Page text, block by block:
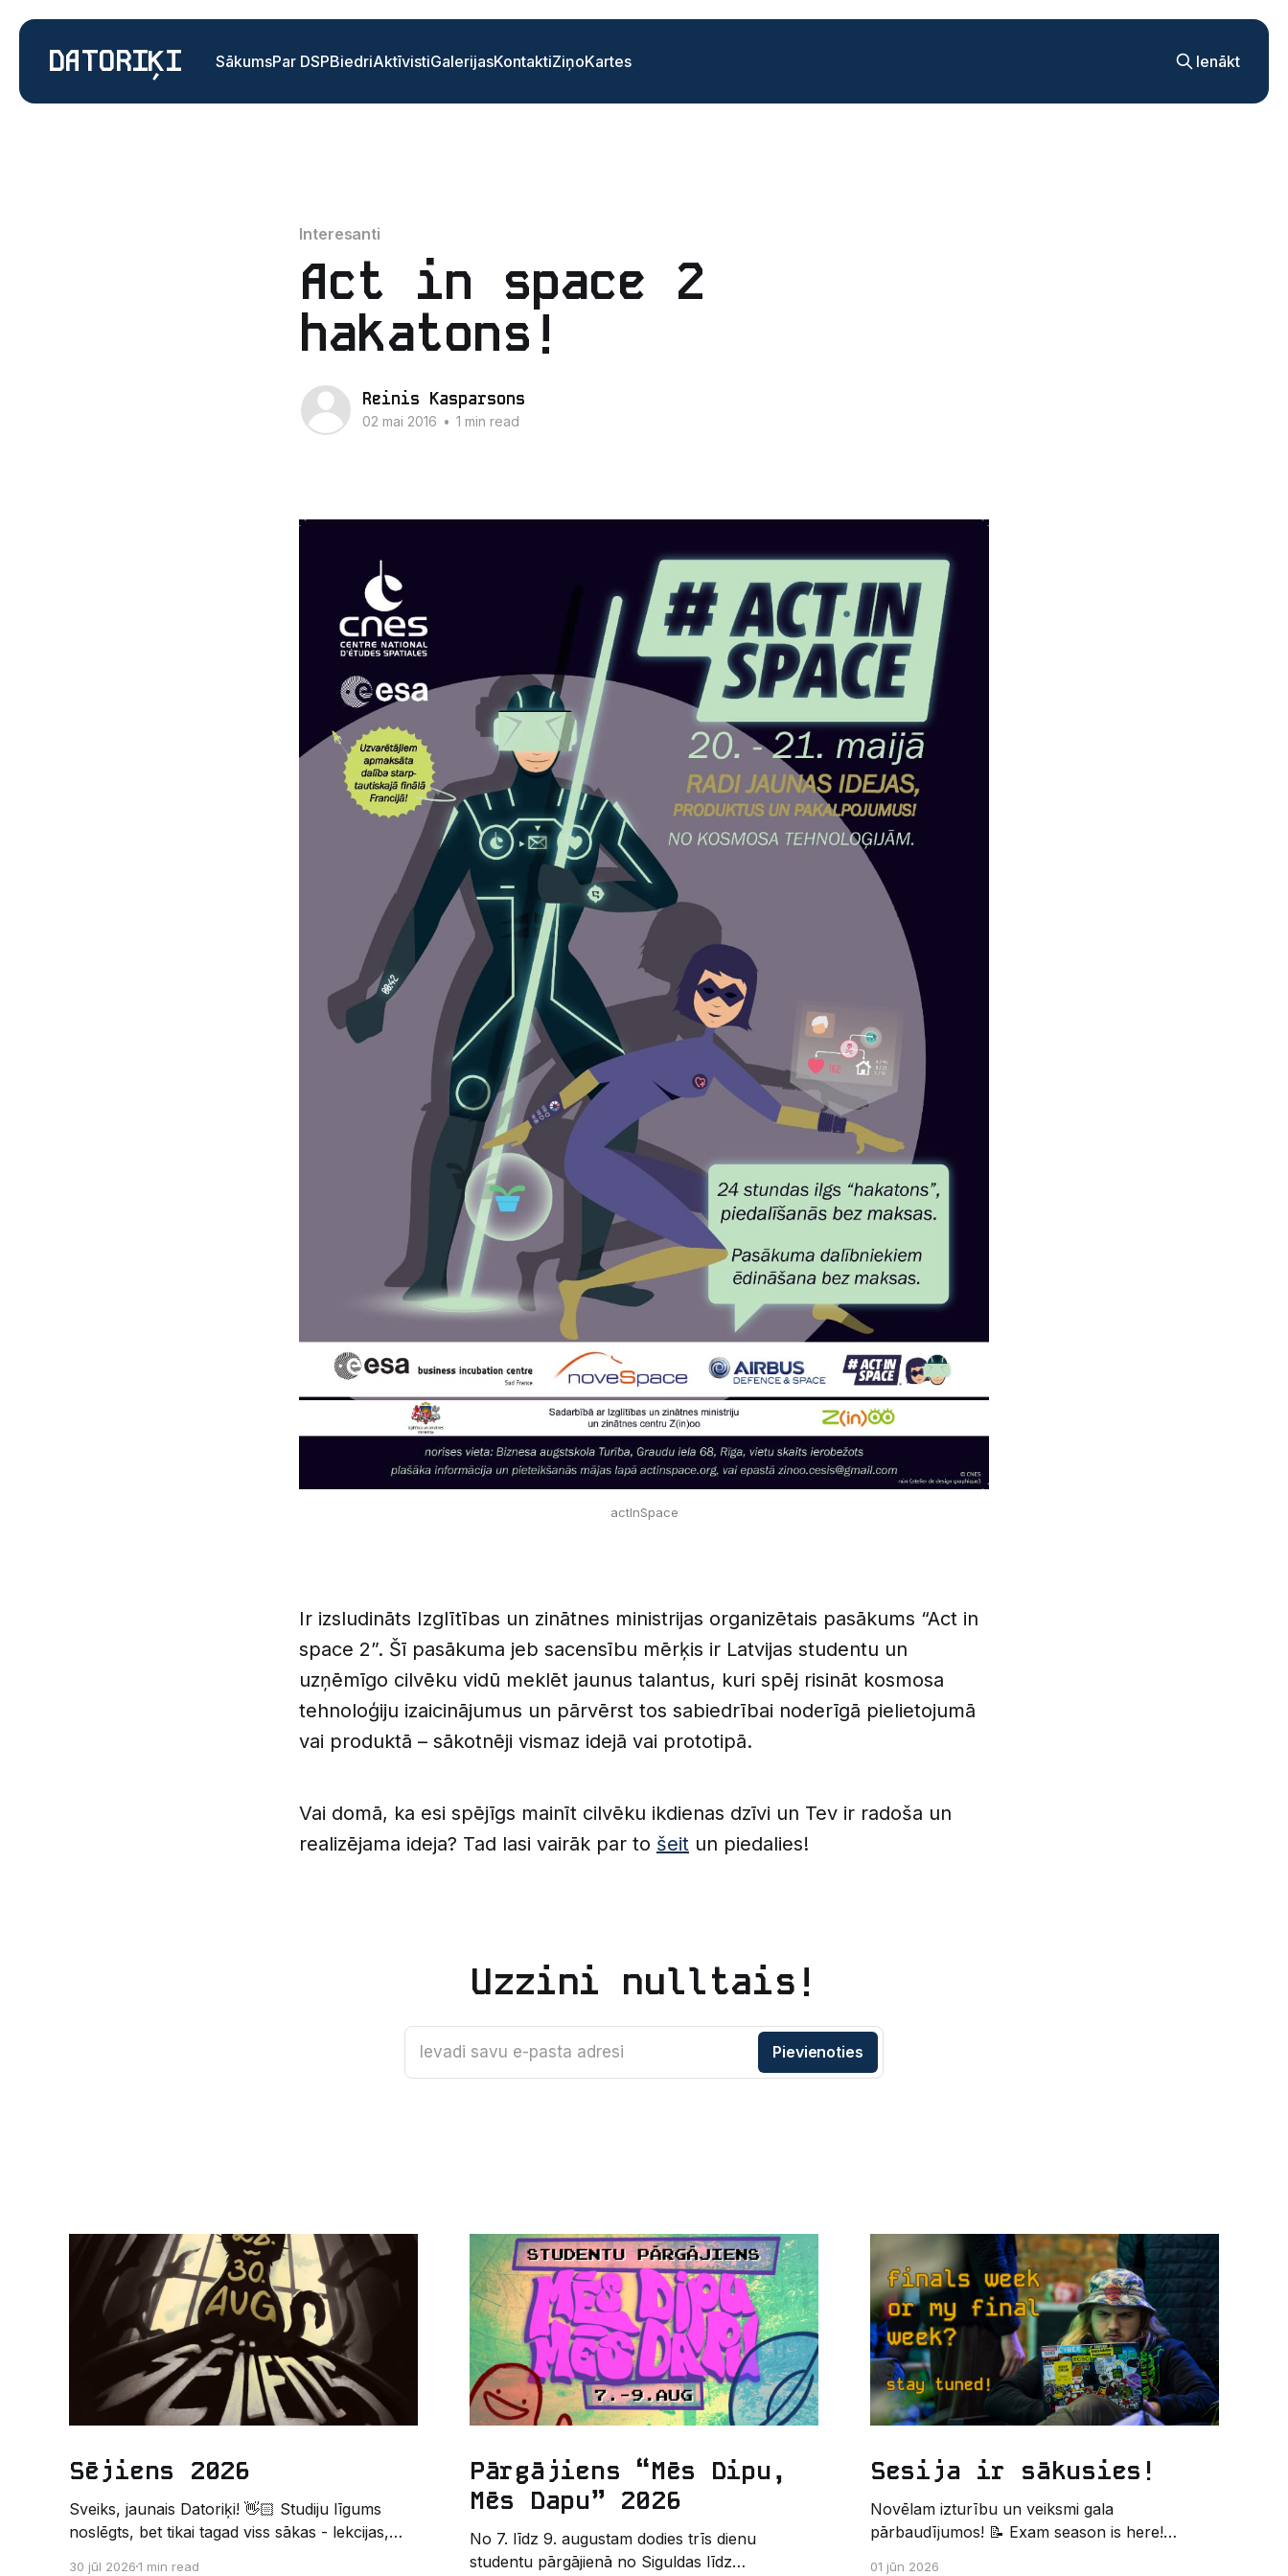
DATORIĶI SākumsPar DSPBiedriAktīvistiGalerijasKontaktiZiņoKartes Ienākt
Interesanti
Act in space 2
hakatons!
Reinis Kasparsons
02 mai 2016 • 1 min read
actInSpace
Ir izsludināts Izglītības un zinātnes ministrijas organizētais pasākums “Act in
space 2”. Šī pasākuma jeb sacensību mērķis ir Latvijas studentu un
uzņēmīgo cilvēku vidū meklēt jaunus talantus, kuri spēj risināt kosmosa
tehnoloģiju izaicinājumus un pārvērst tos sabiedrībai noderīgā pielietojumā
vai produktā – sākotnēji vismaz idejā vai prototipā.
Vai domā, ka esi spējīgs mainīt cilvēku ikdienas dzīvi un Tev ir radoša un
realizējama ideja? Tad lasi vairāk par to šeit un piedalies!
Uzzini nulltais!
Ievadi savu e-pasta adresi Pievienoties
Sējiens 2026
Sveiks, jaunais Datoriķi! 👋🏻 Studiju līgums
noslēgts, bet tikai tagad viss sākas - lekcijas,
30 jūl 20261 min read
Pārgājiens “Mēs Dipu,
Mēs Dapu” 2026
No 7. līdz 9. augustam dodies trīs dienu
studentu pārgājienā no Siguldas līdz
Sesija ir sākusies!
Novēlam izturību un veiksmi gala
pārbaudījumos! 📝 Exam season is here!
01 jūn 2026